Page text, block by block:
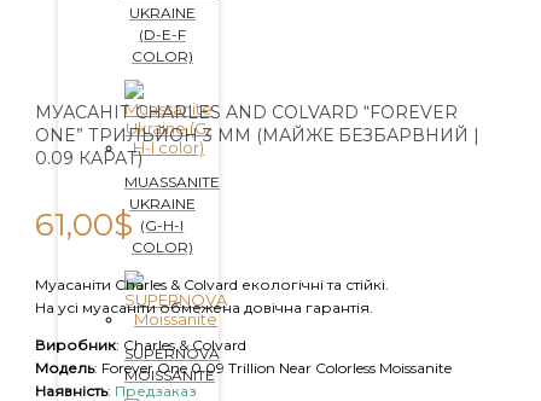
UKRAINE
(D-E-F
COLOR)
MUASSANITE
UKRAINE
(G-H-I
COLOR)
SUPERNOVA
MOISSANITE
МУАСАНІТ CHARLES AND COLVARD “FOREVER
ONE” ТРИЛЬЙОН 3 ММ (МАЙЖЕ БЕЗБАРВНИЙ |
0.09 КАРАТ)
61,00$
Муасаніти Charles & Colvard екологічні та стійкі.
На усі муасаніти обмежена довічна гарантія.
Виробник: Charles & Colvard
Модель: Forever One 0.09 Trillion Near Colorless Moissanite
Наявність: Предзаказ